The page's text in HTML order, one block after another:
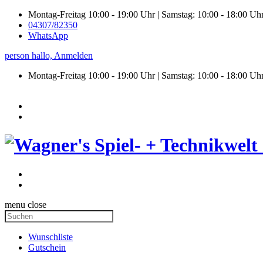
Montag-Freitag 10:00 - 19:00 Uhr | Samstag: 10:00 - 18:00
04307/82350
WhatsApp
person hallo, Anmelden
Montag-Freitag 10:00 - 19:00 Uhr | Samstag: 10:00 - 18:00
menu close
Wunschliste
Gutschein